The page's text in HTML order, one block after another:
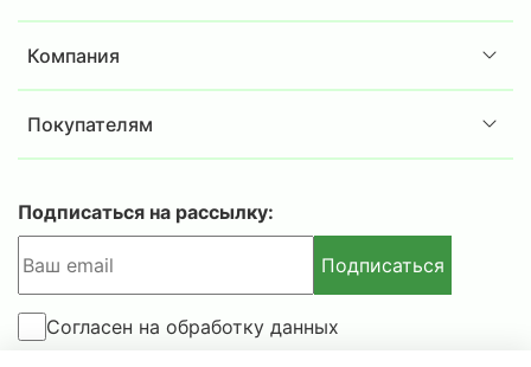
Компания
Покупателям
Подписаться на рассылку:
Подписаться
Согласен на обработку данных